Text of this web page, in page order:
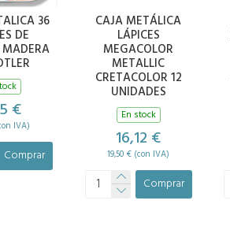
36
DE
MADERA
€
IVA)
Comprar
CAJA METÁLICA
LÁPICES
MEGACOLOR
METALLIC
CRETACOLOR 12
UNIDADES
En stock
16,12 €
19,50 € (con IVA)
Comprar